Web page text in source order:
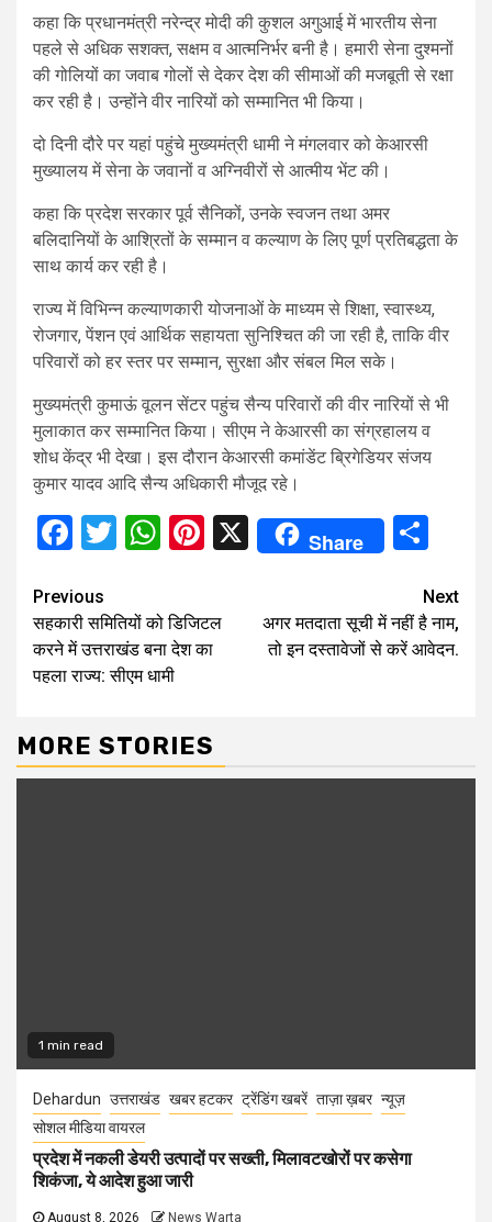
कहा कि प्रधानमंत्री नरेन्द्र मोदी की कुशल अगुआई में भारतीय सेना
पहले से अधिक सशक्त, सक्षम व आत्मनिर्भर बनी है। हमारी सेना दुश्मनों
की गोलियों का जवाब गोलों से देकर देश की सीमाओं की मजबूती से रक्षा
कर रही है। उन्होंने वीर नारियों को सम्मानित भी किया।
दो दिनी दौरे पर यहां पहुंचे मुख्यमंत्री धामी ने मंगलवार को केआरसी
मुख्यालय में सेना के जवानों व अग्निवीरों से आत्मीय भेंट की।
कहा कि प्रदेश सरकार पूर्व सैनिकों, उनके स्वजन तथा अमर
बलिदानियों के आश्रितों के सम्मान व कल्याण के लिए पूर्ण प्रतिबद्धता के
साथ कार्य कर रही है।
राज्य में विभिन्न कल्याणकारी योजनाओं के माध्यम से शिक्षा, स्वास्थ्य,
रोजगार, पेंशन एवं आर्थिक सहायता सुनिश्चित की जा रही है, ताकि वीर
परिवारों को हर स्तर पर सम्मान, सुरक्षा और संबल मिल सके।
मुख्यमंत्री कुमाऊं वूलन सेंटर पहुंच सैन्य परिवारों की वीर नारियों से भी
मुलाकात कर सम्मानित किया। सीएम ने केआरसी का संग्रहालय व
शोध केंद्र भी देखा। इस दौरान केआरसी कमांडेंट ब्रिगेडियर संजय
कुमार यादव आदि सैन्य अधिकारी मौजूद रहे।
Facebook
Twitter
WhatsApp
Pinterest
X Share
Continue
Reading
Previous
सहकारी समितियों को डिजिटल
करने में उत्तराखंड बना देश का
पहला राज्य: सीएम धामी
Next
अगर मतदाता सूची में नहीं है नाम,
तो इन दस्तावेजों से करें आवेदन.
MORE STORIES
1 min read
Dehardun उत्तराखंड खबर हटकर ट्रेंडिंग खबरें ताज़ा ख़बर न्यूज़
सोशल मीडिया वायरल
प्रदेश में नकली डेयरी उत्पादों पर सख्ती, मिलावटखोरों पर कसेगा
शिकंजा, ये आदेश हुआ जारी
August 8, 2026 News Warta